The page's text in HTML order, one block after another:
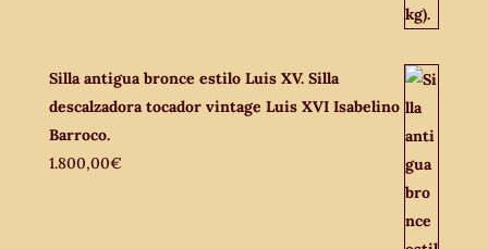
Silla antigua bronce estilo Luis XV. Silla
descalzadora tocador vintage Luis XVI Isabelino
Barroco.
1.800,00€